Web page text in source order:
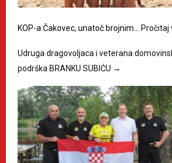
KOP-a Čakovec, unatoč brojnim…
Pročitaj
Udruga dragovoljaca i veterana
podrška BRANKU SUBIĆU →